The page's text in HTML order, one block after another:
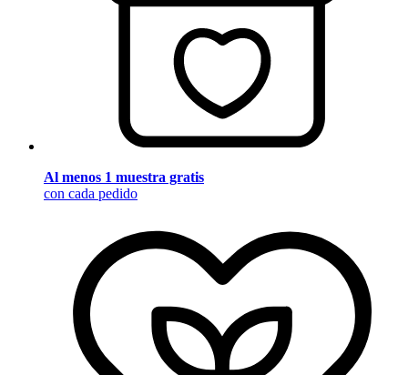
Al menos 1 muestra gratis
con cada pedido